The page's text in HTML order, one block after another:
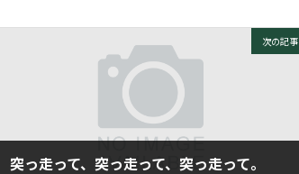
次の記事
突っ走って、突っ走って、突っ走って。